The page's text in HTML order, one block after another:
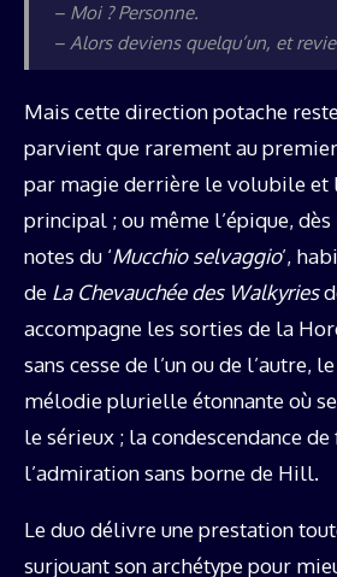
– Moi ? Personne.
– Alors deviens quelqu’un, et
Mais cette direction potache
parvient que rarement au
par magie derrière le volubile et
principal ; ou même l’épique,
notes du ‘Mucchio selvaggio’,
de La Chevauchée des Walkyries
accompagne les sorties de la
sans cesse de l’un ou de l’autre,
mélodie plurielle étonnante où
le sérieux ; la condescendance
l’admiration sans borne de Hill.
Le duo délivre une prestation
surjouant son archétype pour